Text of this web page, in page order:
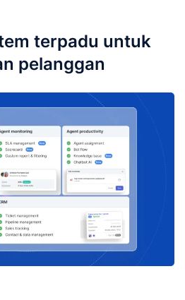
terpadu untuk
pelanggan